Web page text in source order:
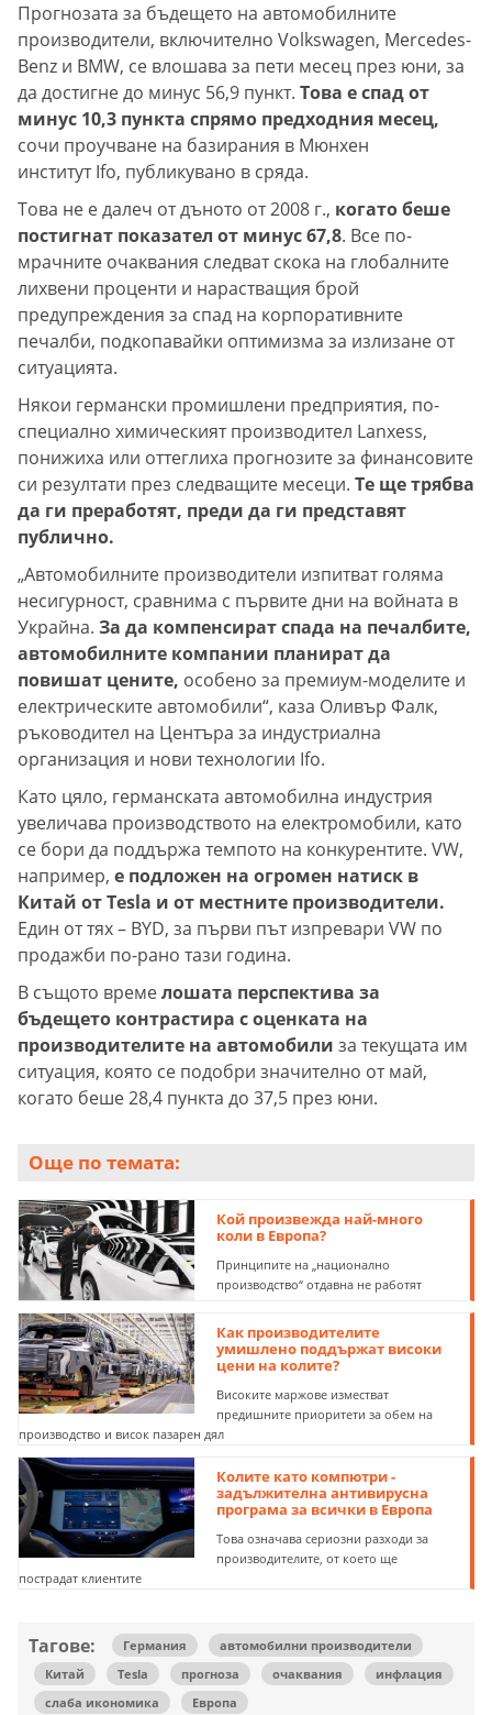
Прогнозата за бъдещето на автомобилните
производители, включително Volkswagen, Mercedes-
Benz и BMW, се влошава за пети месец през юни, за
да достигне до минус 56,9 пункт. Това е спад от
минус 10,3 пункта спрямо предходния месец,
сочи проучване на базирания в Мюнхен
институт Ifo, публикувано в сряда.
Това не е далеч от дъното от 2008 г., когато беше
постигнат показател от минус 67,8. Все по-
мрачните очаквания следват скока на глобалните
лихвени проценти и нарастващия брой
предупреждения за спад на корпоративните
печалби, подкопавайки оптимизма за излизане от
ситуацията.
Някои германски промишлени предприятия, по-
специално химическият производител Lanxess,
понижиха или оттеглиха прогнозите за финансовите
си резултати през следващите месеци. Те ще трябва
да ги преработят, преди да ги представят
публично.
„Автомобилните производители изпитват голяма
несигурност, сравнима с първите дни на войната в
Украйна. За да компенсират спада на печалбите,
автомобилните компании планират да
повишат цените, особено за премиум-моделите и
електрическите автомобили“, каза Оливър Фалк,
ръководител на Центъра за индустриална
организация и нови технологии Ifo.
Като цяло, германската автомобилна индустрия
увеличава производството на електромобили, като
се бори да поддържа темпото на конкурентите. VW,
например, е подложен на огромен натиск в
Китай от Tesla и от местните производители.
Един от тях – BYD, за първи път изпревари VW по
продажби по-рано тази година.
В същото времелошата перспектива за
бъдещето контрастира с оценката на
производителите на автомобили за текущата им
ситуация, която се подобри значително от май,
когато беше 28,4 пункта до 37,5 през юни.
Още по темата:
Кой произвежда най-много
коли в Европа?
Принципите на „национално
производство“ отдавна не работят
Как производителите
умишлено поддържат високи
цени на колите?
Високите маржове изместват
предишните приоритети за обем на
производство и висок пазарен дял
Колите като компютри -
задължителна антивирусна
програма за всички в Европа
Това означава сериозни разходи за
производителите, от което ще
пострадат клиентите
Тагове: Германия
автомобилни производители
Китай
Tesla прогноза очаквания
инфлация
слаба икономика
Европа